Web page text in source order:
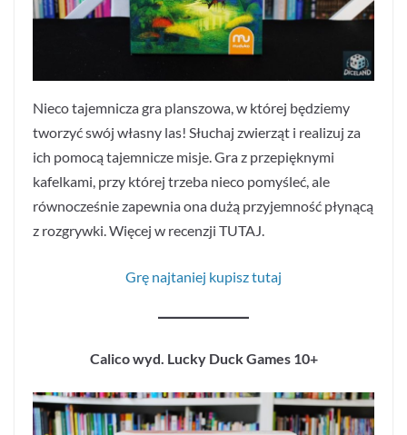
Nieco tajemnicza gra planszowa, w której będziemy
tworzyć swój własny las! Słuchaj zwierząt i realizuj za
ich pomocą tajemnicze misje. Gra z przepięknymi
kafelkami, przy której trzeba nieco pomyśleć, ale
równocześnie zapewnia ona dużą przyjemność płynącą
z rozgrywki. Więcej w recenzji TUTAJ.
Grę najtaniej kupisz tutaj
Calico wyd. Lucky Duck Games 10+